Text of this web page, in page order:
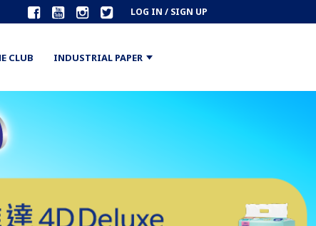
LOG IN / SIGN UP
CLUB INDUSTRIAL PAPER